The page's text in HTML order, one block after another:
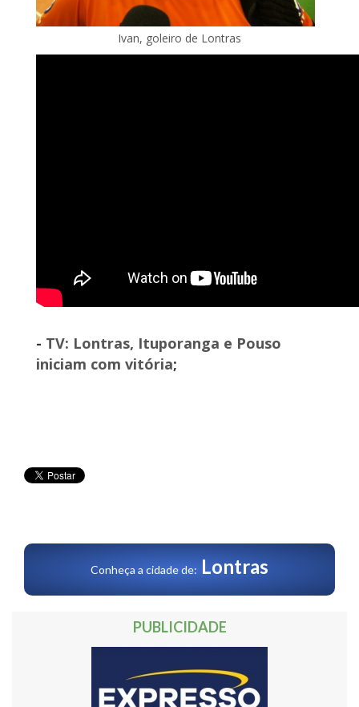
Ivan, goleiro de Lontras
- TV: Lontras, Ituporanga e Pouso
iniciam com vitória;
Conheça a cidade de: Lontras
PUBLICIDADE